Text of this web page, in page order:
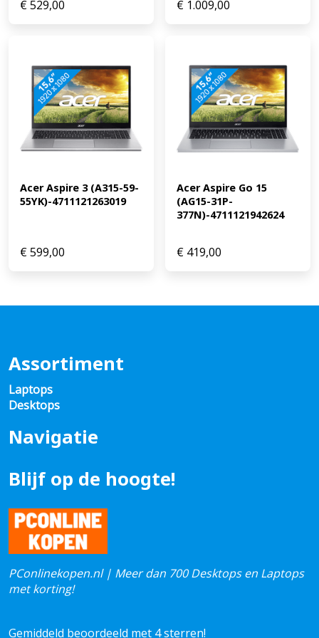
€529,00 € 1.009,00
Acer Aspire 3 (A315-59-
55YK)-4711121263019
€599,00
Acer Aspire Go 15
(AG15-31P-
377N)-4711121942624
€ 419,00
Assortiment
Laptops
Desktops
Navigatie
Blijf op de hoogte!
PConlinekopen.nl | Meer dan 700 Desktops en Laptops
met korting!
Gemiddeld beoordeeld met 4 sterren!